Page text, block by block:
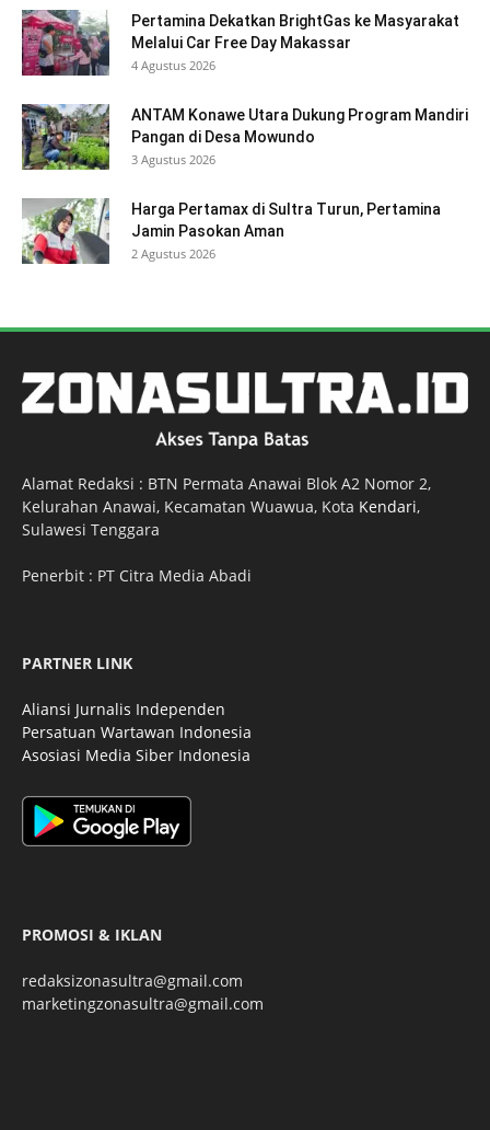
Pertamina Dekatkan BrightGas ke Masyarakat
Melalui Car Free Day Makassar
4 Agustus 2026
ANTAM Konawe Utara Dukung Program Mandiri
Pangan di Desa Mowundo
3 Agustus 2026
Harga Pertamax di Sultra Turun, Pertamina
Jamin Pasokan Aman
2 Agustus 2026
Alamat Redaksi : BTN Permata Anawai Blok A2 Nomor 2,
Kelurahan Anawai, Kecamatan Wuawua, Kota Kendari,
Sulawesi Tenggara
Penerbit : PT Citra Media Abadi
PARTNER LINK
Aliansi Jurnalis Independen
Persatuan Wartawan Indonesia
Asosiasi Media Siber Indonesia
PROMOSI & IKLAN
redaksizonasultra@gmail.com
marketingzonasultra@gmail.com